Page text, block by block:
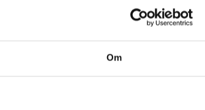
Om
fragt over 349 kr.